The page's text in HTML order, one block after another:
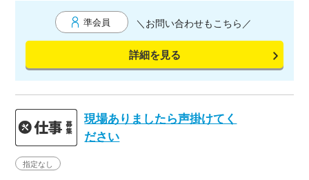
準会員 ＼お問い合わせもこちら／
詳細を見る
現場ありましたら声掛けてく
ださい
指定なし